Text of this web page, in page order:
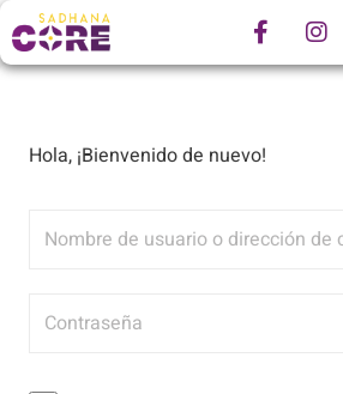
Hola, ¡Bienvenido de nuevo!